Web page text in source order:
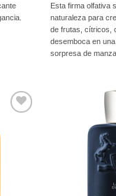
era:
Esta firma olfativa
naturaleza para
de frutas, cítricos,
desemboca en
sorpresa de